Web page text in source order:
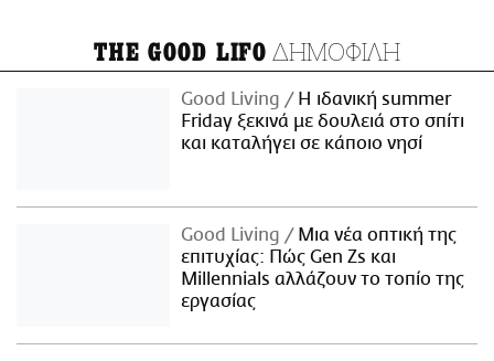
THE GOOD LIFO ΔΗΜΟΦΙΛΗ
Good Living
Η ιδανική summer
Friday ξεκινά με δουλειά στο σπίτι
και καταλήγει σε κάποιο νησί
Good Living
Μια νέα οπτική της
επιτυχίας: Πώς Gen Zs και
Millennials αλλάζουν το τοπίο της
εργασίας